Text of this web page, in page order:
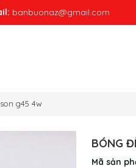
banbuonaz@gmail.com
g45 4w
BÓNG
Mã sản